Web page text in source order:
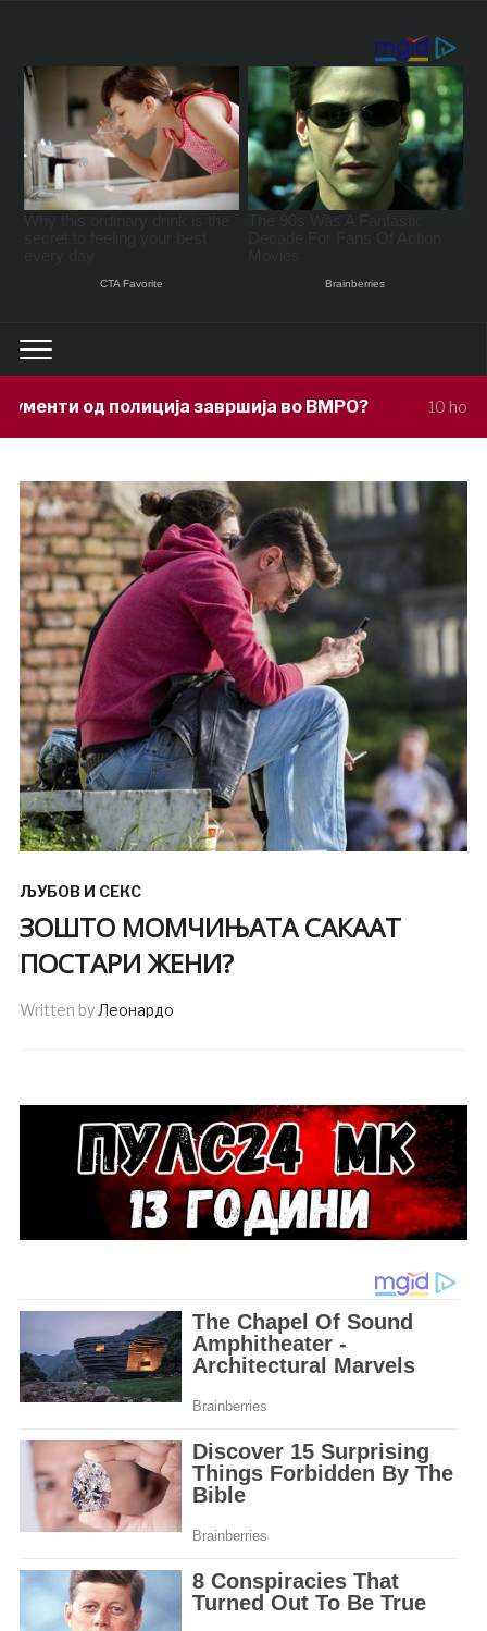
завршија во ВМРО? 10 hours ago Под
ЉУБОВ И СЕКС
ЗОШТО МОМЧИЊАТА САКААТ
ПОСТАРИ ЖЕНИ?
Written byЛеонардо